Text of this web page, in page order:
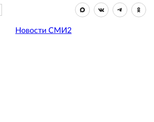
Новости СМИ2